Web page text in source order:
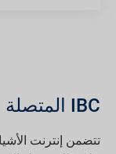
IBC المتصلة